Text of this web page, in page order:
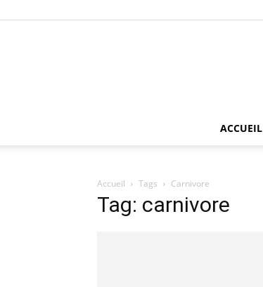
ACCUEIL
Accueil Tags Carnivore
Tag: carnivore